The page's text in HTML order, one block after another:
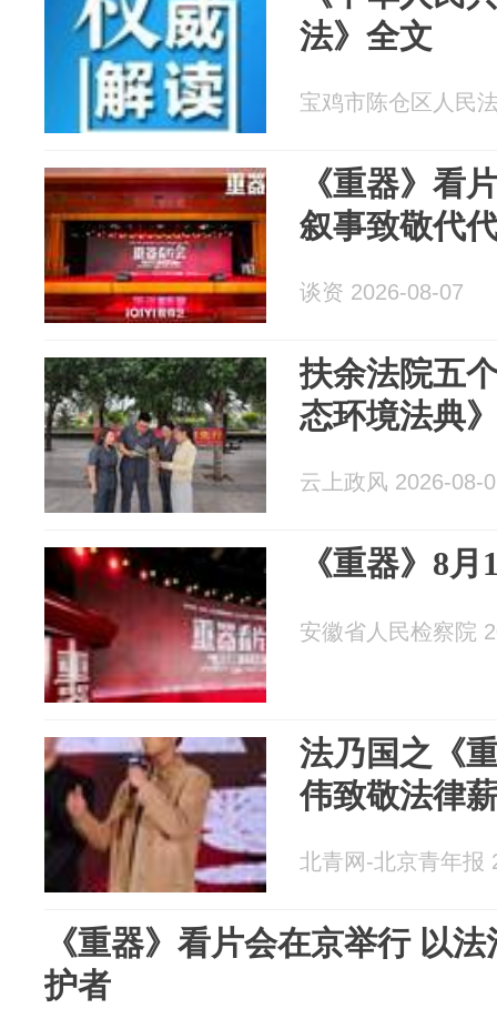
法》全文
宝鸡市陈仓区人民
《重器》看
叙事致敬代
谈资 2026-08-07
扶余法院五
态环境法典
云上政风 2026-08-
《重器》8
安徽省人民检察院
法乃国之《
伟致敬法律
北青网-北京青年报
《重器》看片会在京举行 以
护者